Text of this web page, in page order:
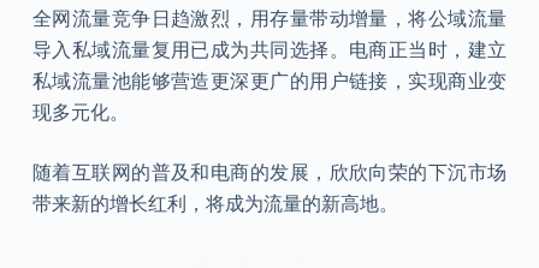
全网流量竞争日趋激烈，用存量带动增量，将公域流量
导入私域流量复用已成为共同选择。电商正当时，建立
私域流量池能够营造更深更广的用户链接，实现商业变
现多元化。
随着互联网的普及和电商的发展，欣欣向荣的下沉市场
带来新的增长红利，将成为流量的新高地。